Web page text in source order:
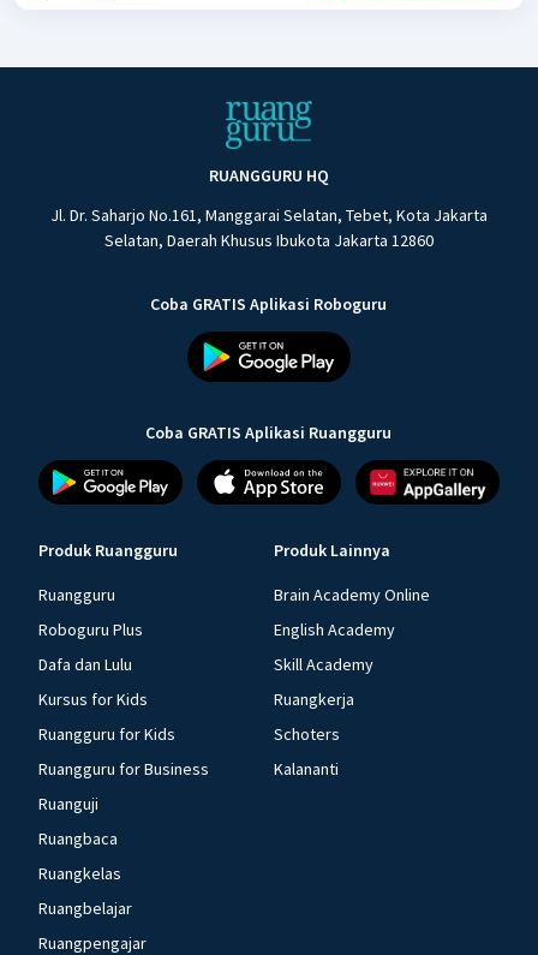
RUANGGURU HQ
Jl. Dr. Saharjo No.161, Manggarai Selatan, Tebet, Kota Jakarta
Selatan, Daerah Khusus Ibukota Jakarta 12860
Coba GRATIS Aplikasi Roboguru
Coba GRATIS Aplikasi Ruangguru
Produk Ruangguru
Ruangguru
Roboguru Plus
Dafa dan Lulu
Kursus for Kids
Ruangguru for Kids
Ruangguru for Business
Ruanguji
Ruangbaca
Ruangkelas
Ruangbelajar
Ruangpengajar
Produk Lainnya
Brain Academy Online
English Academy
Skill Academy
Ruangkerja
Schoters
Kalananti